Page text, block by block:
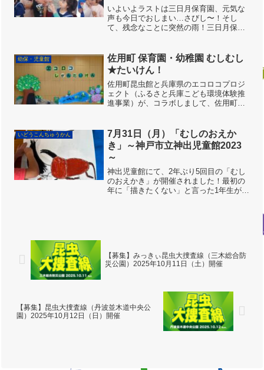
目最終日PM〜【三日月保育園】
いよいよラストは三日月保育園、元気な
声も今日でおしまい…さびし〜！そし
て、残念なことに突然の雨！三日月保育
流れる志文川は、生き物豊か。びっくり
するくらいの美しい光...
幼保・児童館
佐用町 保育園・幼稚園 むしむし
★たいけん！
佐用町昆虫館と兵庫県のエコロコプロジ
ェクト（ふるさと兵庫こども環境体験推
進事業）が、コラボしまして、佐用町の
もたちと、一緒にむしとりを楽しんでき
ました。各保育園・幼稚...
いどうこんちゅうかん
7月31日（月）「むしのおえか
き」～神戸市立神出児童館2023
～
神出児童館にて、2年ぶり5回目の「むし
のおえかき」が開催されました！最初の
年に「描きたくない」と言った1年生がも
【募集】みっきぃ昆虫大捜査線（三木総合防
災公園）2025年10月11日（土）開催
【募集】昆虫大捜査線（丹波並木道中央公
園）2025年10月12日（日）開催